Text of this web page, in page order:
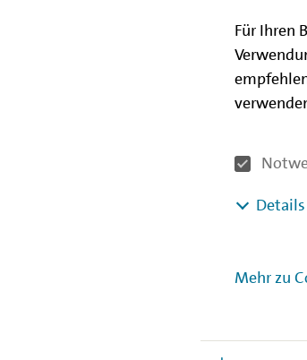
Für Ihren
Mehr zu
haben Sie
gegenseitig
Die
finden.